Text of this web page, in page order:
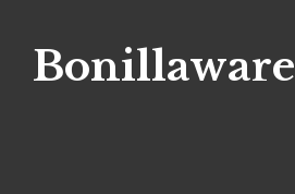
Bonillaware